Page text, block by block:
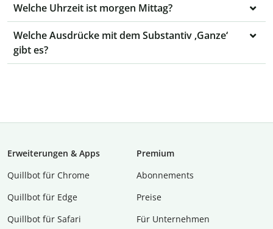
Welche Uhrzeit ist morgen Mittag?
Welche Ausdrücke mit dem Substantiv ‚Ganze‘
gibt es?
Erweiterungen & Apps
Quillbot für Chrome
Quillbot für Edge
Quillbot für Safari
Premium
Abon­ne­ments
Preise
Für Unternehmen